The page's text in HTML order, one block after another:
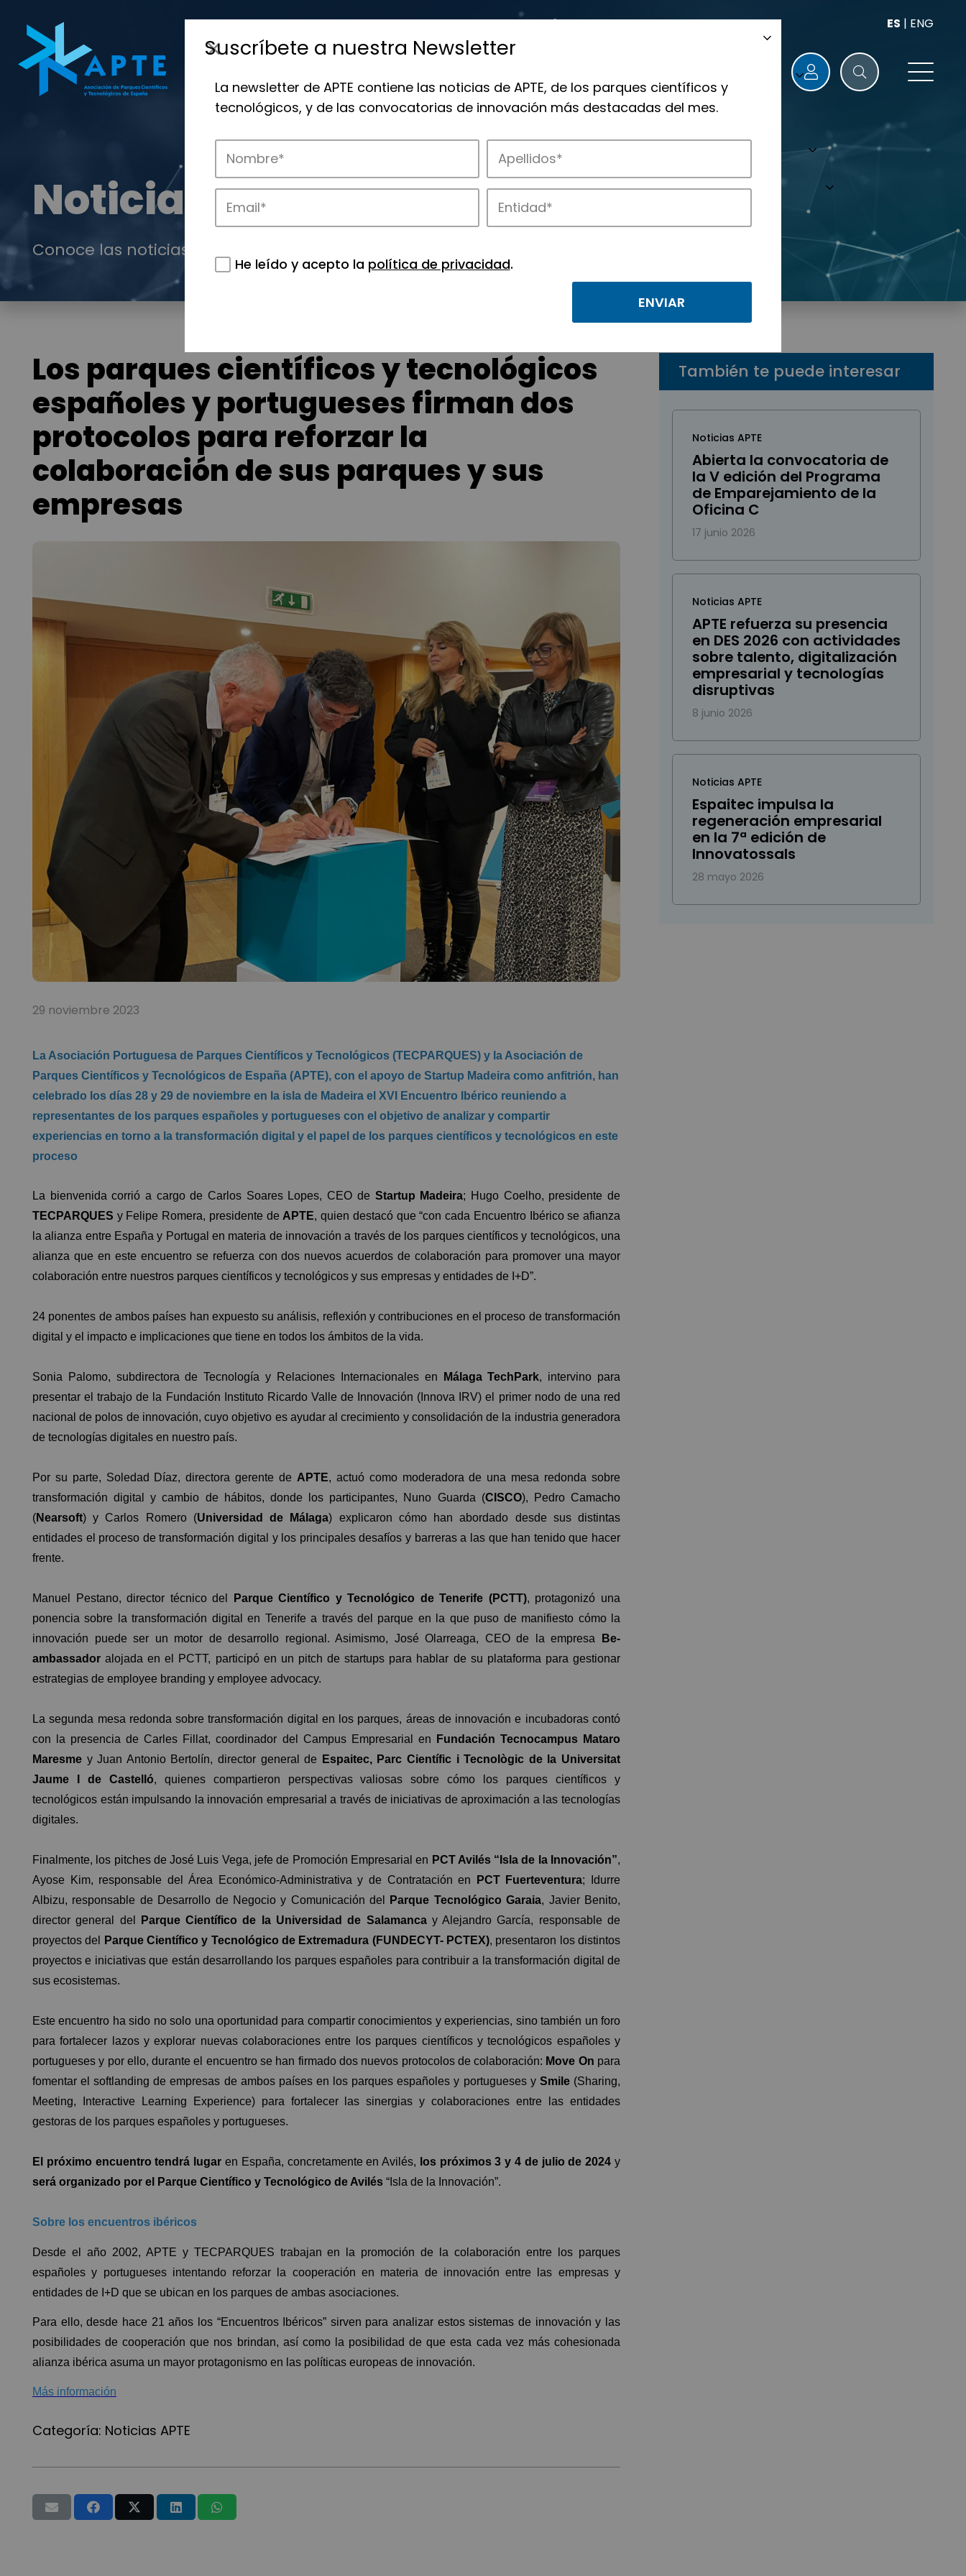
ES | ENG
Noticias
Conoce las noticias más destacadas de APTE y sus parques científicos y tecnológicos.
Los parques científicos y tecnológicos
españoles y portugueses firman dos
protocolos para reforzar la
colaboración de sus parques y sus
empresas
29 noviembre 2023
La Asociación Portuguesa de Parques Científicos y Tecnológicos (TECPARQUES) y la Asociación de
Parques Científicos y Tecnológicos de España (APTE), con el apoyo de Startup Madeira como anfitrión, han
celebrado los días 28 y 29 de noviembre en la isla de Madeira el XVI Encuentro Ibérico reuniendo a
representantes de los parques españoles y portugueses con el objetivo de analizar y compartir
experiencias en torno a la transformación digital y el papel de los parques científicos y tecnológicos en este
proceso
La bienvenida corrió a cargo de Carlos Soares Lopes, CEO de Startup Madeira; Hugo Coelho, presidente de
TECPARQUES y Felipe Romera, presidente deAPTE, quien destacó que “con cada Encuentro Ibérico se afianza
la alianza entre España y Portugal en materia de innovación a través de los parques científicos y tecnológicos, una
alianza que en este encuentro se refuerza con dos nuevos acuerdos de colaboración para promover una mayor
colaboración entre nuestros parques científicos y tecnológicos y sus empresas y entidades de I+D”.
24 ponentes de ambos países han expuesto su análisis, reflexión y contribuciones en el proceso de transformación
digital y el impacto e implicaciones que tiene en todos los ámbitos de la vida.
Sonia Palomo, subdirectora de Tecnología y Relaciones Internacionales en Málaga TechPark, intervino para
presentar el trabajo de la Fundación Instituto Ricardo Valle de Innovación (Innova IRV) el primer nodo de una red
nacional de polos de innovación, cuyo objetivo es ayudar al crecimiento y consolidación de la industria generadora
de tecnologías digitales en nuestro país.
Por su parte, Soledad Díaz, directora gerente de APTE, actuó como moderadora de una mesa redonda sobre
transformación digital y cambio de hábitos, donde los participantes, Nuno Guarda (CISCO), Pedro Camacho
( Nearsoft) y Carlos Romero (Universidad de Málaga) explicaron cómo han abordado desde sus distintas
entidades el proceso de transformación digital y los principales desafíos y barreras a las que han tenido que hacer
frente.
Manuel Pestano, director técnico del Parque Científico y Tecnológico de Tenerife (PCTT), protagonizó una
ponencia sobre la transformación digital en Tenerife a través del parque en la que puso de manifiesto cómo la
innovación puede ser un motor de desarrollo regional. Asimismo, José Olarreaga, CEO de la empresa
Be-
ambassadoralojada en el PCTT, participó en un pitch de startups para hablar de su plataforma para gestionar
estrategias de employee branding y employee advocacy.
La segunda mesa redonda sobre transformación digital en los parques, áreas de innovación e incubadoras contó
con la presencia de Carles Fillat, coordinador del Campus Empresarial en
Fundación Tecnocampus Mataro
Maresme y Juan Antonio Bertolín, director general de
Espaitec, Parc Científic i Tecnològic de la Universitat
Jaume I de Castelló, quienes compartieron perspectivas valiosas sobre cómo los parques científicos y
tecnológicos están impulsando la innovación empresarial a través de iniciativas de aproximación a las tecnologías
digitales.
Finalmente, los pitches de José Luis Vega, jefe de Promoción Empresarial en PCT Avilés “Isla de la Innovación”,
Ayose Kim, responsable del Área Económico-Administrativa y de Contratación en
PCT Fuerteventura; Idurre
Albizu, responsable de Desarrollo de Negocio y Comunicación del Parque Tecnológico Garaia, Javier Benito,
director general del
Parque Científico de la Universidad de Salamancay Alejandro García, responsable de
proyectos del
Parque Científico y Tecnológico de Extremadura (FUNDECYT- PCTEX), presentaron los distintos
proyectos e iniciativas que están desarrollando los parques españoles para contribuir a la transformación digital de
sus ecosistemas.
Este encuentro ha sido no solo una oportunidad para compartir conocimientos y experiencias, sino también un foro
para fortalecer lazos y explorar nuevas colaboraciones entre los parques científicos y tecnológicos españoles y
portugueses y por ello, durante el encuentro se han firmado dos nuevos protocolos de colaboración: Move On para
fomentar el softlanding de empresas de ambos países en los parques españoles y portugueses y Smile (Sharing,
Meeting, Interactive Learning Experience) para fortalecer las sinergias y colaboraciones entre las entidades
gestoras de los parques españoles y portugueses.
El próximo encuentro tendrá lugar en España, concretamente en Avilés, los próximos 3 y 4 de julio de 2024 y
será organizado por el Parque Científico y Tecnológico de Avilés “Isla de la Innovación”.
Sobre los encuentros ibéricos
Desde el año 2002, APTE y TECPARQUES trabajan en la promoción de la colaboración entre los parques
españoles y portugueses intentando reforzar la cooperación en materia de innovación entre las empresas y
entidades de I+D que se ubican en los parques de ambas asociaciones.
Para ello, desde hace 21 años los “Encuentros Ibéricos” sirven para analizar estos sistemas de innovación y las
posibilidades de cooperación que nos brindan, así como la posibilidad de que esta cada vez más cohesionada
alianza ibérica asuma un mayor protagonismo en las políticas europeas de innovación.
Más información
Categoría: Noticias APTE
También te puede interesar
Noticias APTE
Abierta la convocatoria de
la V edición del Programa
de Emparejamiento de la
Oficina C
17 junio 2026
Noticias APTE
APTE refuerza su presencia
en DES 2026 con actividades
sobre talento, digitalización
empresarial y tecnologías
disruptivas
8 junio 2026
Noticias APTE
Espaitec impulsa la
regeneración empresarial
en la 7ª edición de
Innovatossals
28 mayo 2026
Suscríbete a nuestra Newsletter
La newsletter de APTE contiene las noticias de APTE, de los parques científicos y
tecnológicos, y de las convocatorias de innovación más destacadas del mes.
He leído y acepto la política de privacidad.